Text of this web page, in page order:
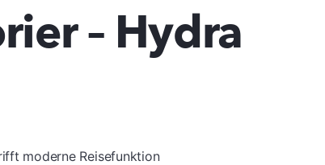
– Hydra
moderne Reisefunktion